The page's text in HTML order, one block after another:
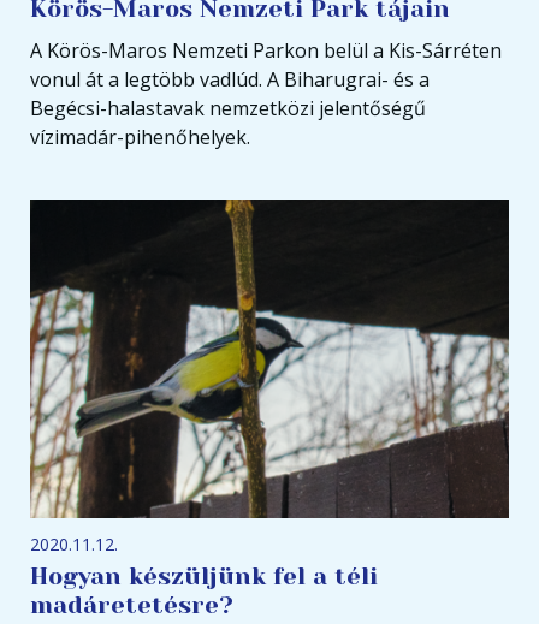
Körös-Maros Nemzeti Park tájain
A Körös-Maros Nemzeti Parkon belül a Kis-Sárréten
vonul át a legtöbb vadlúd. A Biharugrai- és a
Begécsi-halastavak nemzetközi jelentőségű
vízimadár-pihenőhelyek.
2020.11.12.
Hogyan készüljünk fel a téli
madáretetésre?